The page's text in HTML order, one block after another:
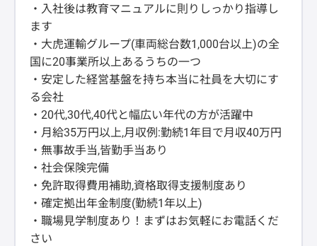
・入社後は教育マニュアルに則りしっかり指導し
ます
・大虎運輸グループ(車両総台数1,000台以上)の全
国に20事業所以上あるうちの一つ
・安定した経営基盤を持ち本当に社員を大切にす
る会社
・20代,30代,40代と幅広い年代の方が活躍中
・月給35万円以上,月収例:勤続1年目で月収40万円
・無事故手当,皆勤手当あり
・社会保険完備
・免許取得費用補助,資格取得支援制度あり
・確定拠出年金制度(勤続1年以上)
・職場見学制度あり！まずはお気軽にお電話くだ
さい